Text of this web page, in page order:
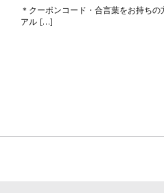
＊クーポンコード・合言葉をお持ち
アル […]